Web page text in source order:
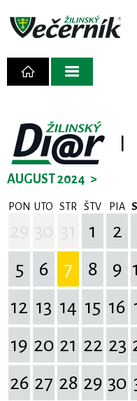
AUGUST 2024 >
PON UTO STR ŠTV PIA
1 2
5
6 7 8 9
12 13 14 15 16
19 20 21 22 23
26 27 28 29 30